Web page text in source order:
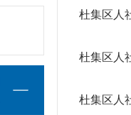
杜集区人
杜集区人
杜集区人